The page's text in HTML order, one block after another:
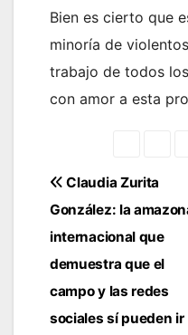
Bien es cierto que
minoría de
trabajo de todos
con amor a esta
Navegación
de
entradas
Claudia Zurita
González: la
internacional que
demuestra que el
campo y las redes
sociales sí pueden ir